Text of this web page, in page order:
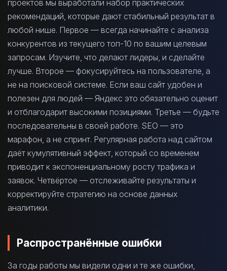
проектов мы выработали набор практических
рекомендаций, которые дают стабильный результат в
любой нише. Первое — всегда начинайте с анализа
конкурентов из текущего топ-10 по вашим целевым
запросам. Изучите, что делают лидеры, и сделайте
лучше. Второе — фокусируйтесь на пользователе, а
не на поисковой системе. Если ваш сайт удобен и
полезен для людей — Яндекс это обязательно оценит
и отблагодарит высокими позициями. Третье — будьте
последовательны в своей работе. SEO — это
марафон, а не спринт. Регулярная работа над сайтом
даёт кумулятивный эффект, который со временем
приводит к экспоненциальному росту трафика и
заявок. Четвёртое — отслеживайте результаты и
корректируйте стратегию на основе данных
аналитики.
Распространённые ошибки
За годы работы мы видели одни и те же ошибки,